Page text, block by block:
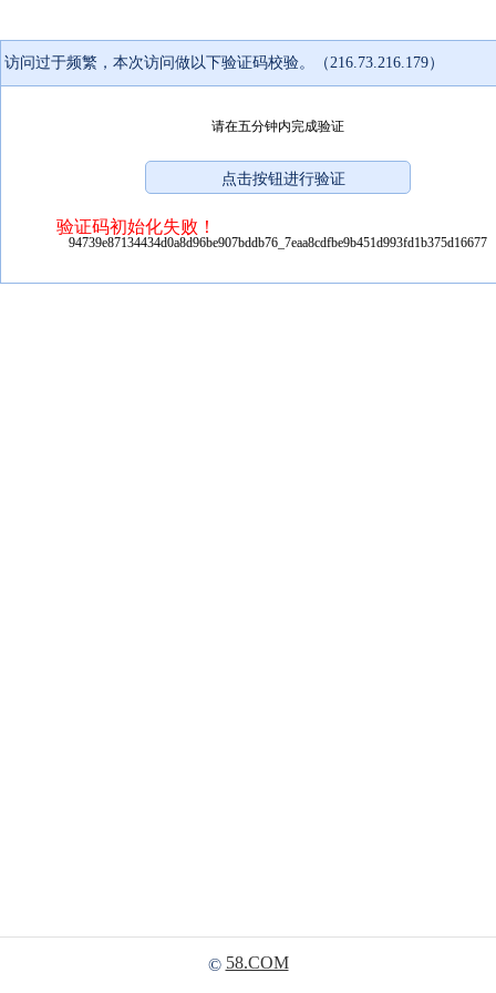
访问过于频繁，本次访问做以下验证码校验。（216.73.216.179）
请在五分钟内完成验证
验证码初始化失败！
94739e87134434d0a8d96be907bddb76_7eaa8cdfbe9b451d993fd1b375d16677
© 58.COM